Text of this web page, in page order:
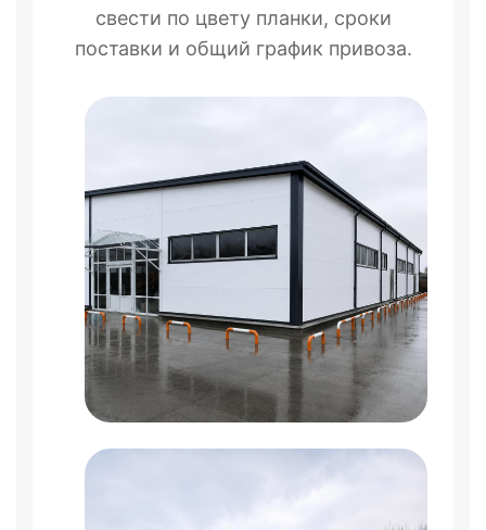
свести по цвету планки, сроки
поставки и общий график привоза.